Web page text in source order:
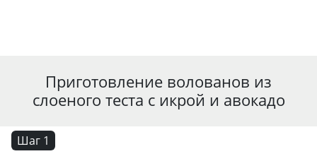
Приготовление волованов из
слоеного теста с икрой и авокадо
Шаг 1